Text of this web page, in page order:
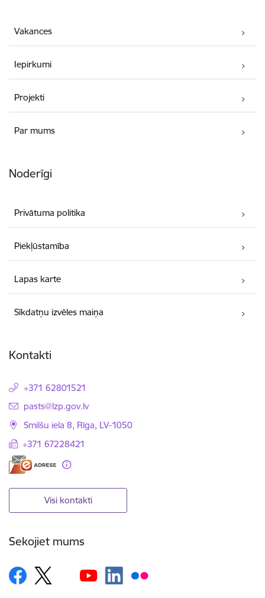
Vakances
Iepirkumi
Projekti
Par mums
Noderīgi
Privātuma politika
Piekļūstamība
Lapas karte
Sīkdatņu izvēles maiņa
Kontakti
+371 62801521
E-pasts:
pasts@lzp.gov.lv
Smilšu iela 8, Rīga, LV-1050
+371 67228421
Visi kontakti
Sekojiet mums